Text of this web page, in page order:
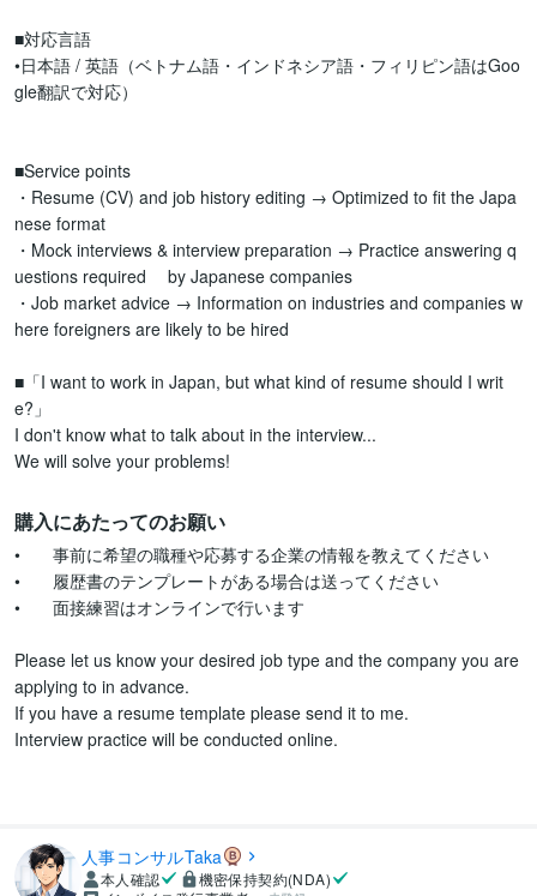
■対応言語
•日本語 / 英語（ベトナム語・インドネシア語・フィリピン語はGoo
gle翻訳で対応）
■Service points
・Resume (CV) and job history editing → Optimized to fit the Japa
nese format
・Mock interviews & interview preparation → Practice answering q
uestions required 　by Japanese companies
・Job market advice → Information on industries and companies w
here foreigners are likely to be hired
■「I want to work in Japan, but what kind of resume should I writ
e?」
I don't know what to talk about in the interview...
購入にあたってのお願い
•	事前に希望の職種や応募する企業の情報を教えてください
•	履歴書のテンプレートがある場合は送ってください
•	面接練習はオンラインで行います
Please let us know your desired job type and the company you are
applying to in advance.
If you have a resume template please send it to me.
Interview practice will be conducted online.
人事コンサルTaka
本人確認
機密保持契約(NDA)